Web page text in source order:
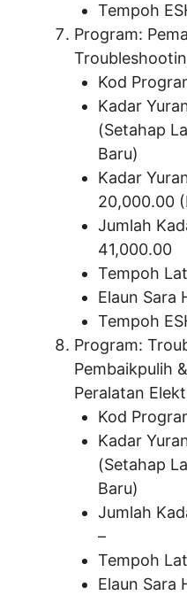
Tempoh
Program:
Kod
Kadar
(Setahap
Baru)
Kadar
20,000.00
Jumlah
41,000.00
Tempoh
Elaun Sara
Tempoh
Program:
Pembaikpulih
Peralatan
Kod
Kadar
(Setahap
Baru)
Jumlah
–
Tempoh
Elaun Sara